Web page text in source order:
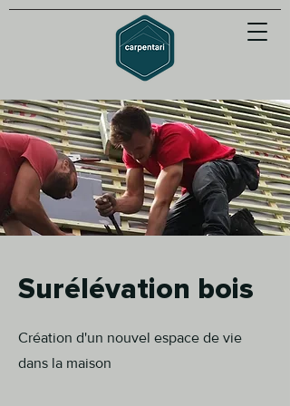
Surélévation bois
Création d'un nouvel espace de vie
dans la maison